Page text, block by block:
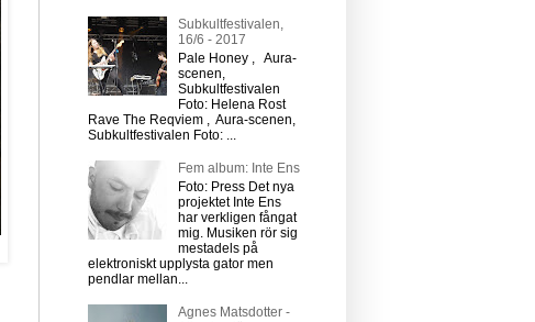
Subkultfestivalen,
16/6 - 2017
Pale Honey , Aura-
scenen,
Subkultfestivalen
Foto: Helena Rost
Rave The Reqviem , Aura-scenen,
Subkultfestivalen Foto: ...
Fem album: Inte Ens
Foto: Press Det nya
projektet Inte Ens
har verkligen fångat
mig. Musiken rör sig
mestadels på
elektroniskt upplysta gator men
pendlar mellan...
Agnes Matsdotter -